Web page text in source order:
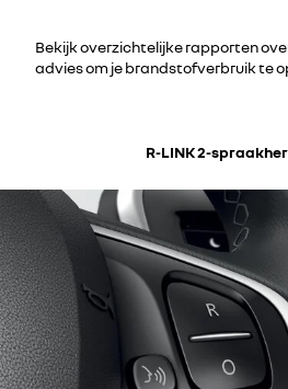
Bekijk overzichtelijke rapporten
advies om je brandstofverbruik te
R-LINK 2-